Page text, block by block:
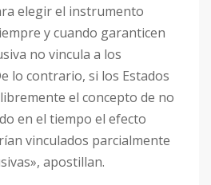
elegir el instrumento
y cuando garanticen
no vincula a los
lo contrario, si los Estados
el concepto de no
en el tiempo el efecto
vinculados parcialmente
apostillan.